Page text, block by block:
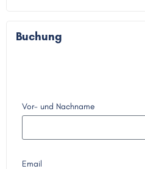
Buchung
Vor- und Nachname
Email